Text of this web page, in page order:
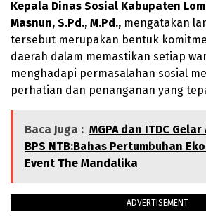
Kepala Dinas Sosial Kabupaten
Masnun, S.Pd., M.Pd., mengatakan
tersebut merupakan bentuk
daerah dalam memastikan setiap
menghadapi permasalahan sosial
perhatian dan penanganan yang
Baca Juga : MGPA dan ITDC
BPS NTB:Bahas Pertumbuhan
Event The Mandalika
ADVERTISEMENT